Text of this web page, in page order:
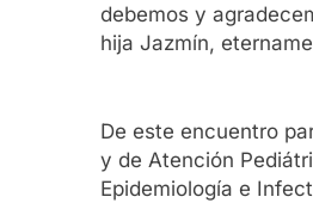
debemos y
hija Jazmín,
De este encuentro
y de Atención
Epidemiología e